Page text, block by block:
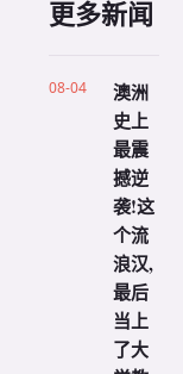
更多新闻
08-04
澳洲
史上
最震
撼逆
袭!这
个流
浪汉,
最后
当上
了大